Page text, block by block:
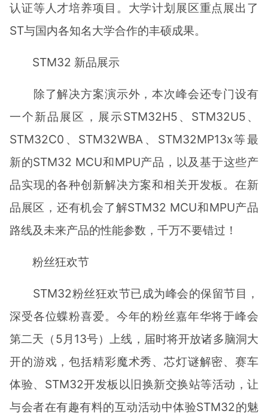
认证等人才培养项目。大学计划展区重点展出了
ST与国内各知名大学合作的丰硕成果。
STM32 新品展示
除了解决方案演示外，本次峰会还专门设有
一个新品展区，展示STM32H5、STM32U5、
STM32C0、STM32WBA、STM32MP13x等最
新的STM32 MCU和MPU产品，以及基于这些产
品实现的各种创新解决方案和相关开发板。在新
品展区，还有机会了解STM32 MCU和MPU产品
路线及未来产品的性能参数，千万不要错过！
粉丝狂欢节
STM32粉丝狂欢节已成为峰会的保留节目，
深受各位蝶粉喜爱。今年的粉丝嘉年华将于峰会
第二天（5月13号）上线，届时将开放诸多脑洞大
开的游戏，包括精彩魔术秀、芯灯谜解密、赛车
体验、STM32开发板以旧换新交换站等活动，让
与会者在有趣有料的互动活动中体验STM32的魅